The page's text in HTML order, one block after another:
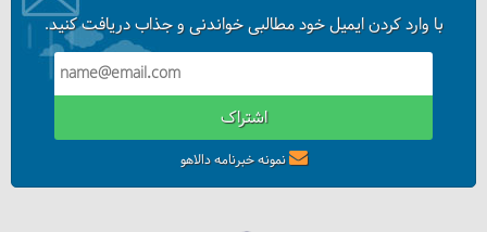
با وارد کردن ایمیل خود مطالبی خواندنی و جذاب دریافت کنید.
اشتراک
نمونه خبرنامه دالاهو